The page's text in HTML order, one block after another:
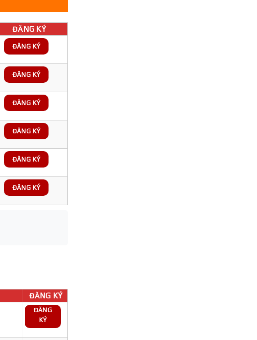
ĐĂNG KÝ
ĐĂNG KÝ
ĐĂNG KÝ
ĐĂNG KÝ
ĐĂNG KÝ
ĐĂNG KÝ
ĐĂNG KÝ
ĐĂNG KÝ
ĐĂNG
KÝ